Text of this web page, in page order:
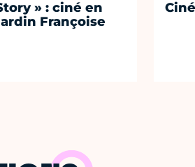
» : ciné en
Françoise